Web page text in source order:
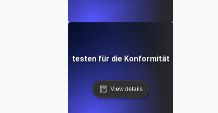
Barrierefreiheitstesten für die Konformität (ACT)
View details